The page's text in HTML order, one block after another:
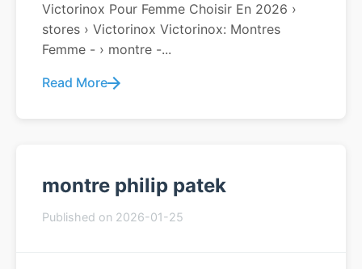
Victorinox Pour Femme Choisir En 2026 ›
stores › Victorinox Victorinox: Montres
Femme - › montre -...
Read More
montre philip patek
Published on 2026-01-25